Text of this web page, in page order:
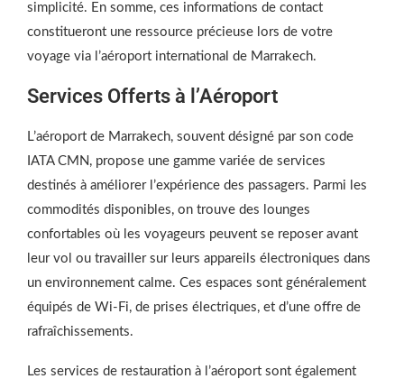
simplicité. En somme, ces informations de contact
constitueront une ressource précieuse lors de votre
voyage via l’aéroport international de Marrakech.
Services Offerts à l’Aéroport
L’aéroport de Marrakech, souvent désigné par son code
IATA CMN, propose une gamme variée de services
destinés à améliorer l’expérience des passagers. Parmi les
commodités disponibles, on trouve des lounges
confortables où les voyageurs peuvent se reposer avant
leur vol ou travailler sur leurs appareils électroniques dans
un environnement calme. Ces espaces sont généralement
équipés de Wi-Fi, de prises électriques, et d’une offre de
rafraîchissements.
Les services de restauration à l’aéroport sont également